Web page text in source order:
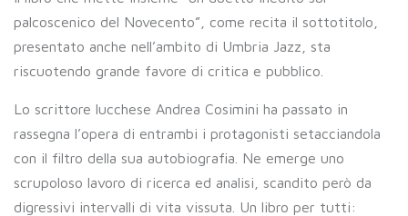
palcoscenico del Novecento”, come recita il sottotitolo,
presentato anche nell’ambito di Umbria Jazz, sta
riscuotendo grande favore di critica e pubblico.
Lo scrittore lucchese Andrea Cosimini ha passato in
rassegna l’opera di entrambi i protagonisti setacciandola
con il filtro della sua autobiografia. Ne emerge uno
scrupoloso lavoro di ricerca ed analisi, scandito però da
digressivi intervalli di vita vissuta. Un libro per tutti: